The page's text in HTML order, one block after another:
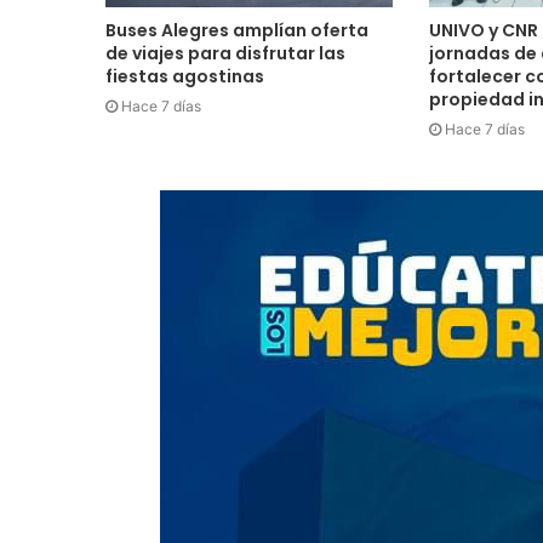
Buses Alegres amplían oferta
de viajes para disfrutar las
fiestas agostinas
Hace 7 días
UNIVO y
jornadas
fortalecer
propiedad
Hace 7 días